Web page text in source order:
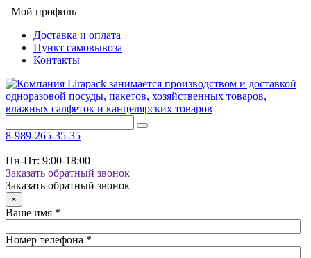
Мой профиль
Доставка и оплата
Пункт самовывоза
Контакты
8-989-265-35-35
Пн-Пт: 9:00-18:00
Заказать обратный звонок
Заказать обратный звонок
×
Ваше имя *
Номер телефона *